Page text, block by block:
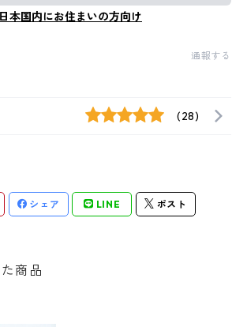
日本国内にお住まいの方向け
通報する
(28)
シェア LINE ポスト
商品